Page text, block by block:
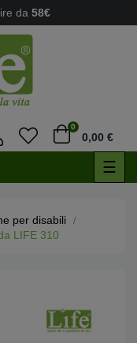
da 58€
0
0,00 €
☰
per disabili
LIFE 310